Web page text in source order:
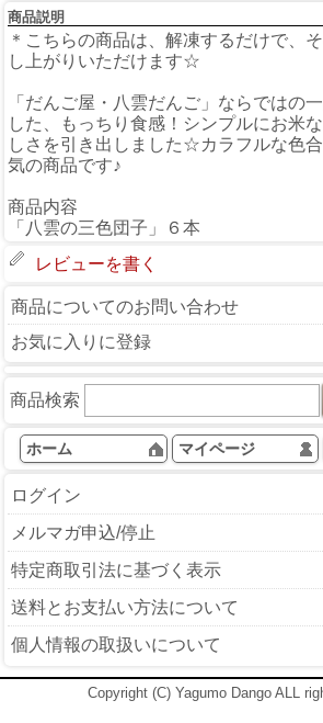
商品説明
＊こちらの商品は、解凍するだけで、
し上がりいただけます☆
「だんご屋・八雲だんご」ならではの
した、もっちり食感！シンプルにお米
しさを引き出しました☆カラフルな色
気の商品です♪
商品内容
「八雲の三色団子」６本
レビューを書く
商品についてのお問い合わせ
お気に入りに登録
商品検索
ホーム マイページ
ログイン
メルマガ申込/停止
特定商取引法に基づく表示
送料とお支払い方法について
個人情報の取扱いについて
Copyright (C) Yagumo Dango ALL